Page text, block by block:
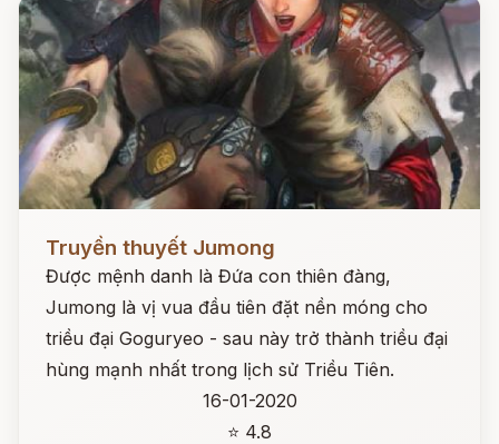
Đọc ngay
Truyền thuyết Jumong
Được mệnh danh là Đứa con thiên đàng,
Jumong là vị vua đầu tiên đặt nền móng cho
triều đại Goguryeo - sau này trở thành triều đại
hùng mạnh nhất trong lịch sử Triều Tiên.
16-01-2020
⭐ 4.8